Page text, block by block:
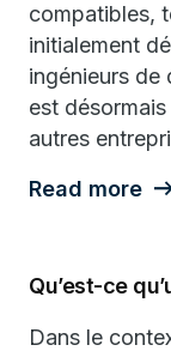
compatibles,
initialement
ingénieurs de
est
autres
Read more
Qu’est-ce
Dans le